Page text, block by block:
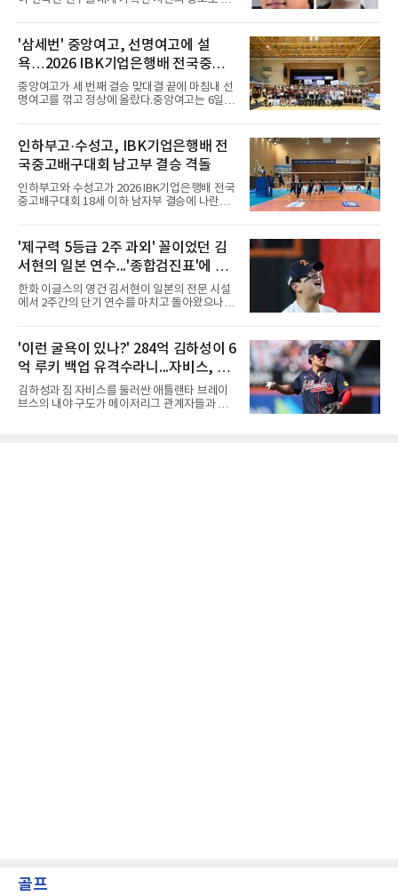
대형 유망주로 기대를 모았던 투수 심준석에 이
어, 빅리그 경력을 지닌 내외야수 배지환까지 연
달아 뉴욕 메츠 산하 마이너리그에서 방출 통보
를 받는 아픔을 겪었다. 두 선수의 동반 이탈은
메츠 구단이 유독 한국 선수들에게 '기회의 땅'이
아닌 '무덤'처럼 작용하고 있음을 방증하고 있다.
고교 시절 시속 160km에 달하는 강속구로 큰 스
리츠와 마이애미 말린스를 거쳐 메츠에 둥지를
틀며 반등을 노렸으나
'삼세번' 중앙여고, 선명여고에 설
욕…2026 IBK기업은행배 전국중고
배구대회 우승
중앙여고가 세 번째 결승 맞대결 끝에 마침내 선
명여고를 꺾고 정상에 올랐다.중앙여고는 6일
행배 전국중고배구대회 18세 이하 여자부 결승
에서 선명여고를 세트스코어 3-1(13-25, 25-14,
25-17, 25-10)로 물리치고 우승을 차지했다.첫
세트를 13-25로 내주며 불안하게 출발한 중앙여
고는 이후 조직력을 되찾아 2세트부터 경기 주
도권을 완전히 장악했다. 강한 서브와 탄탄한 수
비를 앞세워 내리 세 세트를 따내며 짜릿한 역전
권대회 결승에서 모두 선명여고에 패해 준우승
에 머물렀다. 그러나 세 번째
인하부고·수성고, IBK기업은행배 전
국중고배구대회 남고부 결승 격돌
인하부고와 수성고가 2026 IBK기업은행배 전국
중고배구대회 18세 이하 남자부 결승에 나란히
하부고는 5일 충북 제천실내체육관에서 열린 대
회 남자 18세 이하부 준결승에서 남성고를 세트
스코어 3-1(25-17, 17-25, 25-21, 25-17)로 꺾
고 결승행 티켓을 따냈다. 인하부고는 높은 공격
성공률을 앞세워 경기 주도권을 잡으며 승리를
거뒀다.수성고도 준결승에서 속초고를 상대로
안정된 조직력을 바탕으로 3-1(25-23, 25-16,
고는 인하부고와 우승을 다툴 기회를 잡았다.여
자 18세 이하부에서는 중앙여고
'제구력 5등급 2주 과외' 꼴이었던 김
서현의 일본 연수...'종합검진표'에 불
과
한화 이글스의 영건 김서현이 일본의 전문 시설
에서 2주간의 단기 연수를 마치고 돌아왔으나,
출하며 야구 팬들과 전문가들 사이에 씁쓸한 뒷
맛을 남기고 있다.출국 당시만 해도 선수의 고질
적인 제구 문제를 해결할 특효약이 될 것처럼 포
장되었던 이번 연수는, 뚜껑을 열어보니 '제구력
5등급에게 2주짜리 족집게 과외를 붙여 1등급을
기대한 꼴'이었다는 냉정한 평가를 피하기 어렵
게 됐다.야구에서 투수의 제구력은 오랜 시간 투
'이런 굴욕이 있나?' 284억 김하성이 6
억 루키 백업 유격수라니...자비스, 수
비도 김하성보다 한 수 위 평가
김하성과 짐 자비스를 둘러싼 애틀랜타 브레이
브스의 내야 구도가 메이저리그 관계자들과 야
골프